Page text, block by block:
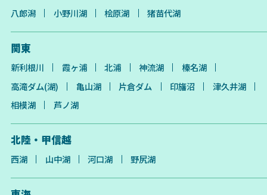
八郎潟 小野川湖 桧原湖 猪苗代湖
関東
新利根川 霞ヶ浦 北浦 神流湖
榛名湖
高滝ダム(湖)
亀山湖 片倉ダム 印旛沼
津久井湖
相模湖
芦ノ湖
北陸・甲信越
西湖 山中湖 河口湖 野尻湖